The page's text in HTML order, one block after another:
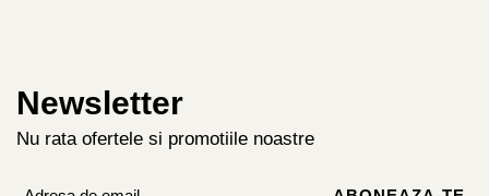
Newsletter
Nu rata ofertele si promotiile noastre